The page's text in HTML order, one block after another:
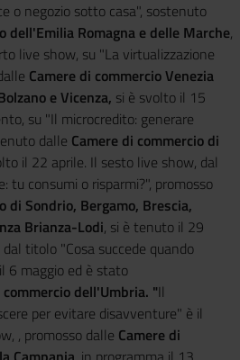
o negozio sotto casa", sostenuto
dell'Emilia Romagna e delle Marche,
live show, su "La virtualizzazione
Camere di commercio Venezia
e Vicenza, si è svolto il 15
su "Il microcredito: generare
dalle Camere di commercio di
il 22 aprile. Il sesto live show, dal
tu consumi o risparmi?", promosso
di Sondrio, Bergamo, Brescia,
Brianza-Lodi, si è tenuto il 29
titolo "Cosa succede quando
6 maggio ed è stato
commercio dell'Umbria. "Il
per evitare disavventure" è il
, promosso dalle Camere di